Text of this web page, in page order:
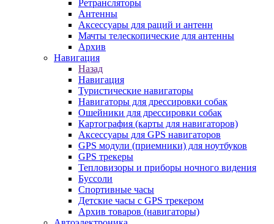
Ретрансляторы
Антенны
Аксессуары для раций и антенн
Мачты телескопические для антенны
Архив
Навигация
Назад
Навигация
Туристические навигаторы
Навигаторы для дрессировки собак
Ошейники для дрессировки собак
Картография (карты для навигаторов)
Аксессуары для GPS навигаторов
GPS модули (приемники) для ноутбуков
GPS трекеры
Тепловизоры и приборы ночного видения
Буссоли
Спортивные часы
Детские часы с GPS трекером
Архив товаров (навигаторы)